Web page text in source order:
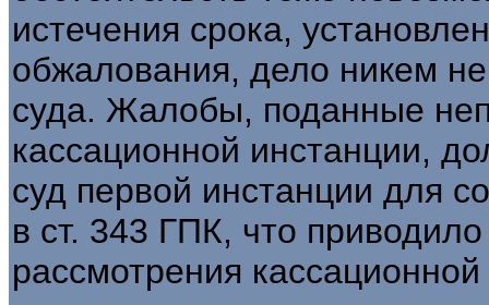
истечения срока,
обжалования, дело никем
суда. Жалобы, поданные
кассационной инстанции,
суд первой инстанции для
в ст. 343 ГПК, что
рассмотрения